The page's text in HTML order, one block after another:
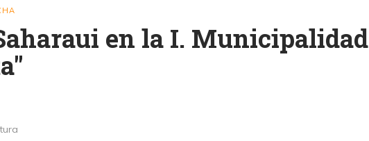
en la I. Municipalidad